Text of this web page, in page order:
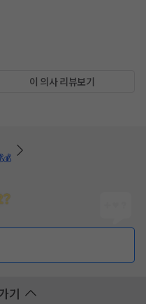
이 의사 리뷰보기
?
기